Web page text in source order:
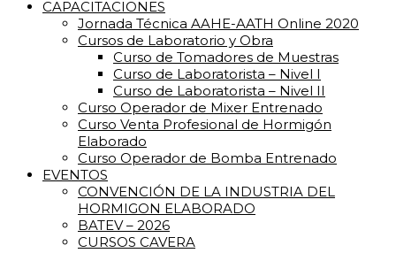
CAPACITACIONES
Jornada Técnica AAHE-AATH Online 2020
Cursos de Laboratorio y Obra
Curso de Tomadores de Muestras
Curso de Laboratorista – Nivel I
Curso de Laboratorista – Nivel II
Curso Operador de Mixer Entrenado
Curso Venta Profesional de Hormigón
Elaborado
Curso Operador de Bomba Entrenado
EVENTOS
CONVENCIÓN DE LA INDUSTRIA DEL
HORMIGON ELABORADO
BATEV – 2026
CURSOS CAVERA